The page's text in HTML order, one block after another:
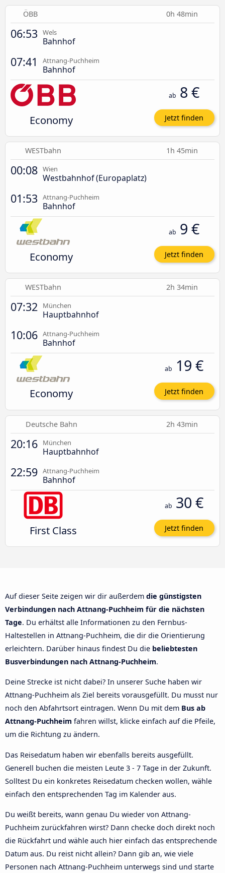
ÖBB 0h 48min
06:53 Wels
Bahnhof
07:41 Attnang-Puchheim
Bahnhof
Economy
ab 8 €
Jetzt finden
WESTbahn 1h 45min
00:08 Wien
Westbahnhof (Europaplatz)
01:53 Attnang-Puchheim
Bahnhof
Economy
ab 9 €
Jetzt finden
WESTbahn 2h 34min
07:32 München
Hauptbahnhof
10:06 Attnang-Puchheim
Bahnhof
Economy
ab 19 €
Jetzt finden
Deutsche Bahn 2h 43min
20:16 München
Hauptbahnhof
22:59 Attnang-Puchheim
Bahnhof
First Class
ab 30 €
Jetzt finden
Auf dieser Seite zeigen wir dir außerdem die günstigsten
Verbindungen nach Attnang-Puchheim für die nächsten
Tage. Du erhältst alle Informationen zu den Fernbus-
Haltestellen in Attnang-Puchheim, die dir die Orientierung
erleichtern. Darüber hinaus findest Du die beliebtesten
Busverbindungen nach Attnang-Puchheim.
Deine Strecke ist nicht dabei? In unserer Suche haben wir
Attnang-Puchheim als Ziel bereits vorausgefüllt. Du musst nur
noch den Abfahrtsort eintragen. Wenn Du mit dem Bus ab
Attnang-Puchheim fahren willst, klicke einfach auf die Pfeile,
um die Richtung zu ändern.
Das Reisedatum haben wir ebenfalls bereits ausgefüllt.
Generell buchen die meisten Leute 3 - 7 Tage in der Zukunft.
Solltest Du ein konkretes Reisedatum checken wollen, wähle
einfach den entsprechenden Tag im Kalender aus.
Du weißt bereits, wann genau Du wieder von Attnang-
Puchheim zurückfahren wirst? Dann checke doch direkt noch
die Rückfahrt und wähle auch hier einfach das entsprechende
Datum aus. Du reist nicht allein? Dann gib an, wie viele
Personen nach Attnang-Puchheim unterwegs sind und starte